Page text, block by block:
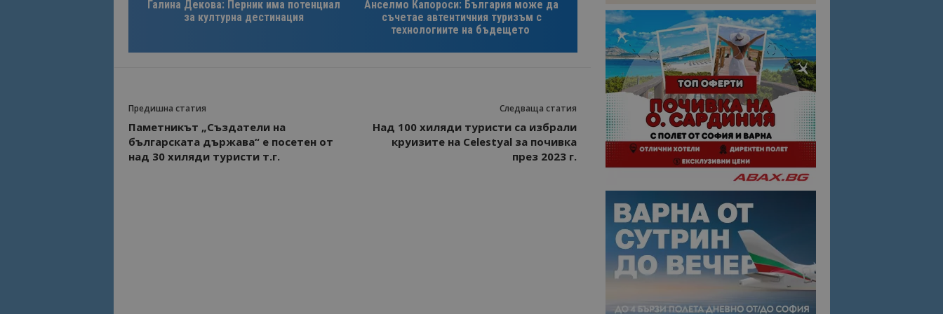
Галина Декова: Перник има потенциал
за културна дестинация
Анселмо Капороси: България може да
съчетае автентичния туризъм с
технологиите на бъдещето
Предишна статия
Паметникът „Създатели на
българската държава“ e посетен от
над 30 хиляди туристи т.г.
Следваща статия
Над 100 хиляди туристи са избрали
круизите на Celestyal за почивка
през 2023 г.